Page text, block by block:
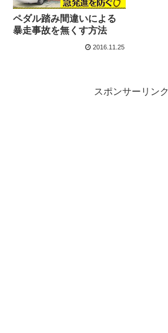
ペダル踏み間違いによる
暴走事故を無くす方法
2016.11.25
スポンサーリンク